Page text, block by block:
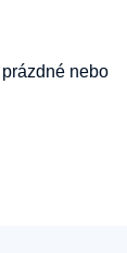
nebo